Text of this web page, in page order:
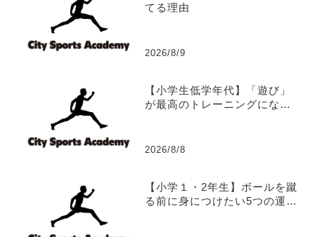
てる理由
2026/8/9
【小学生低学年代】「遊び」
が最高のトレーニングになる
2026/8/8
【小学１・2年生】ボールを蹴
る前に身につけたい5つの運動